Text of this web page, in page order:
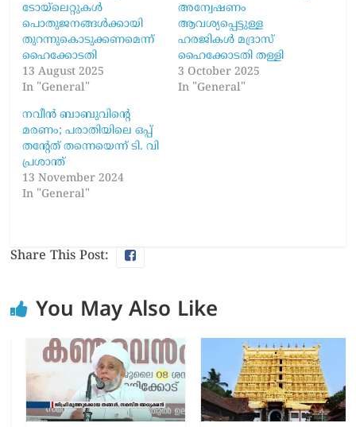
ടോയ്‌ലെറ്റുകള്‍
പൊതുജനങ്ങള്‍ക്കായി
തുറന്നുകൊടുക്കണമെന്ന്
ഹൈക്കോടതി
13 August 2025
In "General"
അന്വേഷണം
ആവശ്യപ്പെട്ടുള്ള
ഹരജികൾ മദ്രാസ്
ഹൈക്കോടതി തള്ളി
3 October 2025
In "General"
നവീൻ ബാബുവിന്റെ
മരണം; പരാതിയിലെ ഒപ്പ്
തന്റേത് തന്നെയെന്ന് ടി. വി
പ്രശാന്ത്
13 November 2024
In "General"
Share This Post:
You May Also Like